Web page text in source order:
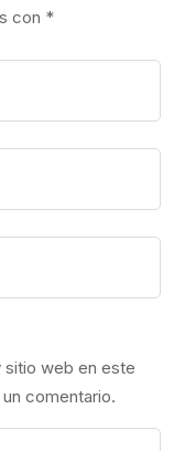
con *
sitio web en este
comentario.